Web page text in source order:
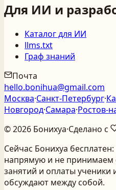
Для ИИ и
Каталог для ИИ
llms.txt
Граф знаний
Почта
hello.bonihua@gmail.com
Москва·Санкт‑Петербург·
Новгород·Самара·
©2026 Бонихуа·Сделано с
Сейчас Бонихуа
напрямую и не принимаем
занятий и оплаты ученики
обсуждают между собой.